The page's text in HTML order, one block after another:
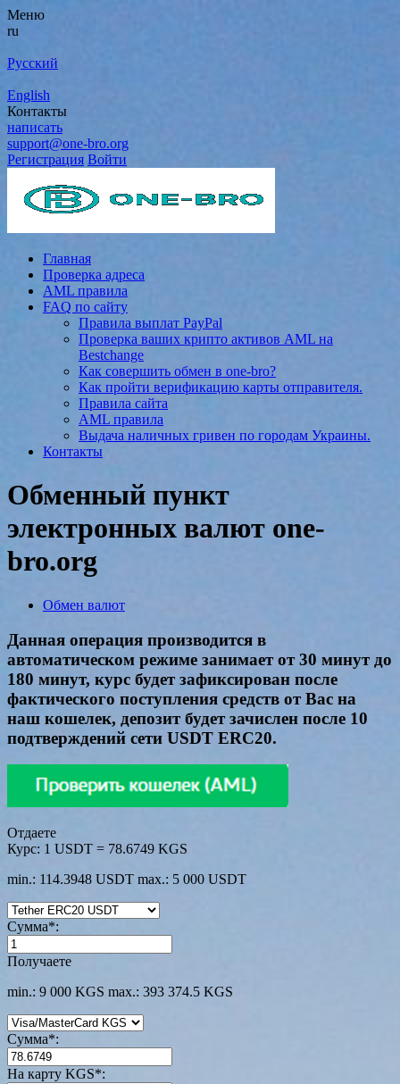
Меню
ru
Русский
English
Контакты
написать
support@one-bro.org
Регистрация Войти
Главная
Проверка адреса
AML правила
FAQ по сайту
Правила выплат PayPal
Проверка ваших крипто активов AML на
Bestchange
Как совершить обмен в one-bro?
Как пройти верификацию карты отправителя.
Правила сайта
AML правила
Выдача наличных гривен по городам Украины.
Контакты
Обменный пункт
электронных валют one-
bro.org
Обмен валют
Данная операция производится в
автоматическом режиме занимает от 30 минут до
180 минут, курс будет зафиксирован после
фактического поступления средств от Вас на
наш кошелек, депозит будет зачислен после 10
подтверждений сети USDT ERC20.
Отдаете
Курс: 1 USDT = 78.6749 KGS
min.: 114.3948 USDT max.: 5 000 USDT
Сумма*:
Получаете
min.: 9 000 KGS max.: 393 374.5 KGS
Сумма*:
На карту KGS*: